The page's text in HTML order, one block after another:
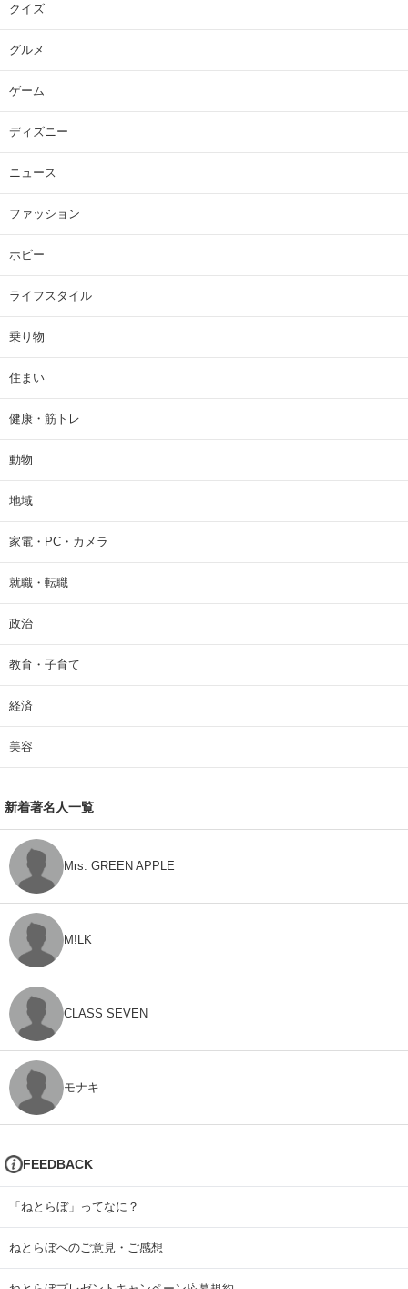
クイズ
グルメ
ゲーム
ディズニー
ニュース
ファッション
ホビー
ライフスタイル
乗り物
住まい
健康・筋トレ
動物
地域
家電・PC・カメラ
就職・転職
政治
教育・子育て
経済
美容
新着著名人一覧
Mrs. GREEN APPLE
M!LK
CLASS SEVEN
モナキ
FEEDBACK
「ねとらぼ」ってなに？
ねとらぼへのご意見・ご感想